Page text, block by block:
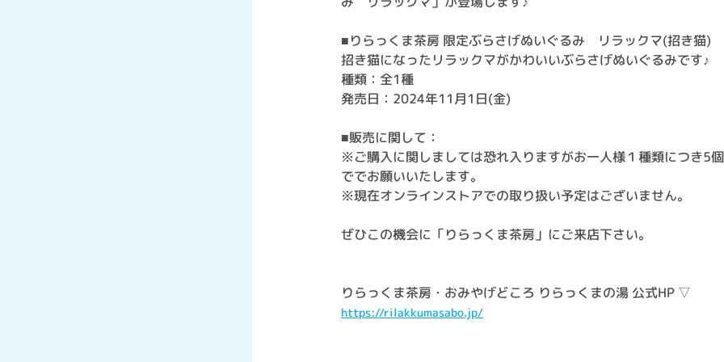
■りらっくま茶房 限定ぶらさげぬいぐるみ リラックマ(招き猫)
招き猫になったリラックマがかわいいぶらさげぬいぐるみです♪
種類：全1種
発売日：2024年11月1日(金)
■販売に関して：
※ご購入に関しましては恐れ入りますがお一人様１種類につき5
ででお願いいたします。
※現在オンラインストアでの取り扱い予定はございません。
ぜひこの機会に「りらっくま茶房」にご来店下さい。
りらっくま茶房・おみやげどころ りらっくまの湯 公式HP ▽
https://rilakkumasabo.jp/